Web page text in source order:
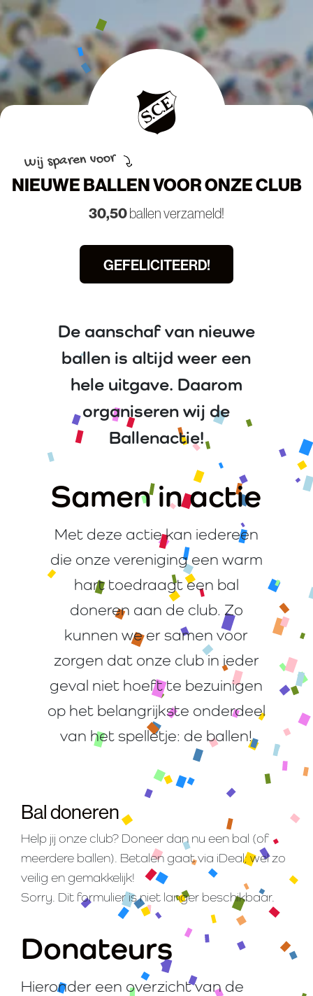
Wij sparen voor
NIEUWE BALLEN VOOR ONZE CLUB
30,50 ballen verzameld!
GEFELICITEERD!
De aanschaf van nieuwe
ballen is altijd weer een
hele uitgave. Daarom
organiseren wij de
Ballenactie!
Samen in actie
Met deze actie kan iedereen
die onze vereniging een warm
hart toedraagt een bal
doneren aan de club. Zo
kunnen we er samen voor
zorgen dat onze club in ieder
geval niet hoeft te bezuinigen
op het belangrijkste onderdeel
van het spelletje: de ballen!
Bal doneren
Help jij onze club? Doneer dan nu een bal (of
meerdere ballen). Betalen gaat via iDeal; wel zo
veilig en gemakkelijk!
Sorry. Dit formulier is niet langer beschikbaar.
Donateurs
Hieronder een overzicht van de